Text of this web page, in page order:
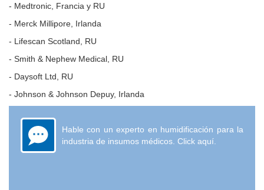
- Medtronic, Francia y RU
- Merck Millipore, Irlanda
- Lifescan Scotland, RU
- Smith & Nephew Medical, RU
- Daysoft Ltd, RU
- Johnson & Johnson Depuy, Irlanda
Hable con un experto en humidificación para la
industria de insumos médicos. Click aquí.